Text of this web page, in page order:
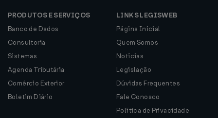
PRODUTOS E SERVIÇOS
Banco de Dados
Consultoria
Sistemas
Agenda Tributária
Comércio Exterior
Boletim Diário
LINKS LEGISWEB
Página Inicial
Quem Somos
Notícias
Legislação
Dúvidas Frequentes
Fale Conosco
Política de Privacidade